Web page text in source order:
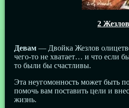
2 Жезлов
Девам— Двойка Жезлов
чего-то не хватает… и что если
то были бы счастливы.
Эта неугомонность может быть
помочь вам поставить цели и
жизнь.